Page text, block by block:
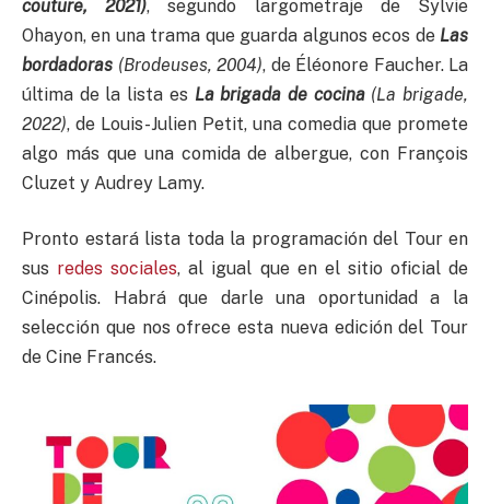
couture, 2021), segundo largometraje de Sylvie
Ohayon, en una trama que guarda algunos ecos de Las
bordadoras (Brodeuses, 2004), de Éléonore Faucher. La
última de la lista es La brigada de cocina(La brigade,
2022), de Louis-Julien Petit, una comedia que promete
algo más que una comida de albergue, con François
Cluzet y Audrey Lamy.
Pronto estará lista toda la programación del Tour en
sus redes sociales, al igual que en el sitio oficial de
Cinépolis. Habrá que darle una oportunidad a la
selección que nos ofrece esta nueva edición del Tour
de Cine Francés.